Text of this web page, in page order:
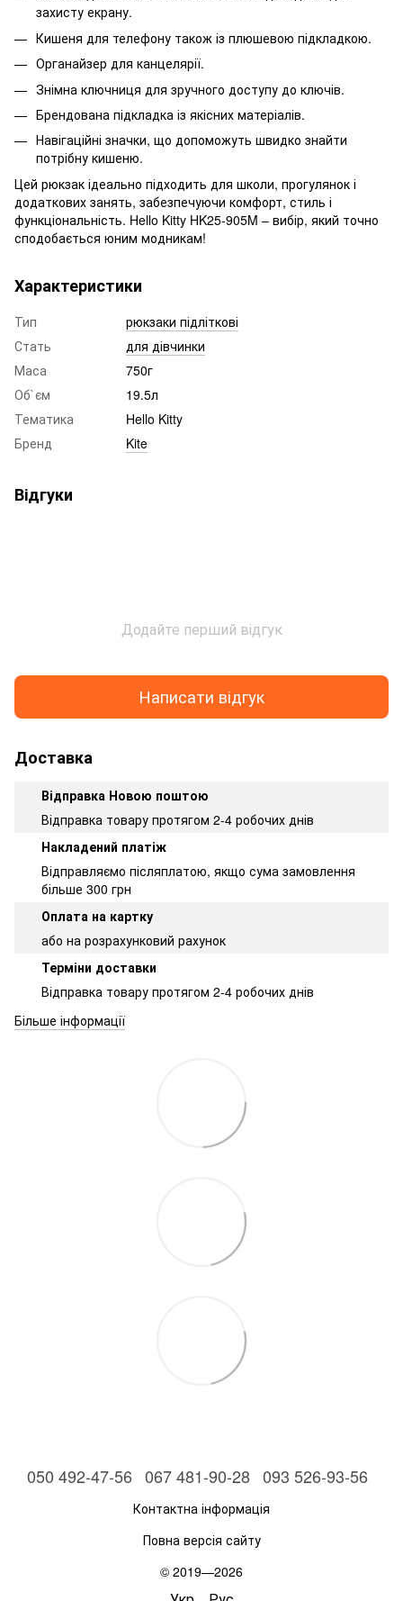
захисту екрану.
Кишеня для телефону також із плюшевою підкладкою.
Органайзер для канцелярії.
Знімна ключниця для зручного доступу до ключів.
Брендована підкладка із якісних матеріалів.
Навігаційні значки, що допоможуть швидко знайти
потрібну кишеню.
Цей рюкзак ідеально підходить для школи, прогулянок і
додаткових занять, забезпечуючи комфорт, стиль і
функціональність. Hello Kitty HK25-905M – вибір, який точно
сподобається юним модникам!
Характеристики
Тип
рюкзаки підліткові
Стать
для дівчинки
Маса
750г
Об`єм
19.5л
Тематика
Hello Kitty
Бренд
Kite
Відгуки
Додайте перший відгук
Написати відгук
Доставка
Відправка Новою поштою
Відправка товару протягом 2-4 робочих днів
Накладений платіж
Відправляємо післяплатою, якщо сума замовлення
більше 300 грн
Оплата на картку
або на розрахунковий рахунок
Терміни доставки
Відправка товару протягом 2-4 робочих днів
Більше інформації
050 492-47-56 067 481-90-28 093 526-93-56
Контактна інформація
Повна версія сайту
© 2019—2026